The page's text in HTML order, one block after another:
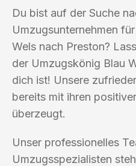
Du bist auf der Suche
Umzugsunternehmen
Wels nach Preston?
der Umzugskönig Blau
dich ist! Unsere
bereits mit ihren
überzeugt.
Unser professionelles
Umzugsspezialisten